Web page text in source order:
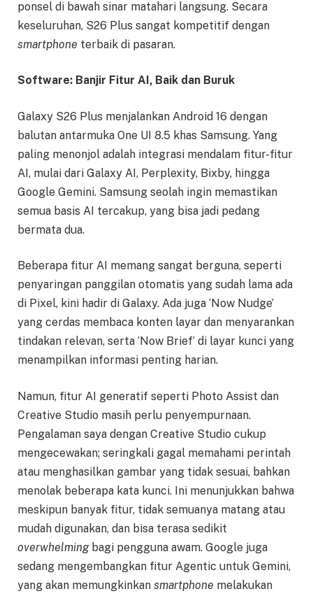
ponsel di bawah sinar matahari langsung. Secara
keseluruhan, S26 Plus sangat kompetitif dengan
smartphone terbaik di pasaran.
Software: Banjir Fitur AI, Baik dan Buruk
Galaxy S26 Plus menjalankan Android 16 dengan
balutan antarmuka One UI 8.5 khas Samsung. Yang
paling menonjol adalah integrasi mendalam fitur-fitur
AI, mulai dari Galaxy AI, Perplexity, Bixby, hingga
Google Gemini. Samsung seolah ingin memastikan
semua basis AI tercakup, yang bisa jadi pedang
bermata dua.
Beberapa fitur AI memang sangat berguna, seperti
penyaringan panggilan otomatis yang sudah lama ada
di Pixel, kini hadir di Galaxy. Ada juga ‘Now Nudge’
yang cerdas membaca konten layar dan menyarankan
tindakan relevan, serta ‘Now Brief’ di layar kunci yang
menampilkan informasi penting harian.
Namun, fitur AI generatif seperti Photo Assist dan
Creative Studio masih perlu penyempurnaan.
Pengalaman saya dengan Creative Studio cukup
mengecewakan; seringkali gagal memahami perintah
atau menghasilkan gambar yang tidak sesuai, bahkan
menolak beberapa kata kunci. Ini menunjukkan bahwa
meskipun banyak fitur, tidak semuanya matang atau
mudah digunakan, dan bisa terasa sedikit
overwhelmingbagi pengguna awam. Google juga
sedang mengembangkan fitur Agentic untuk Gemini,
yang akan memungkinkan smartphone melakukan